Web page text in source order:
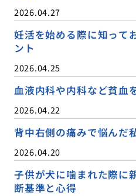
2026.04.27
妊活を始める際に知って
ント
2026.04.25
血液内科や内科など貧血
2026.04.22
背中右側の痛みで悩んだ
2026.04.20
子供が犬に噛まれた際に
断基準と心得